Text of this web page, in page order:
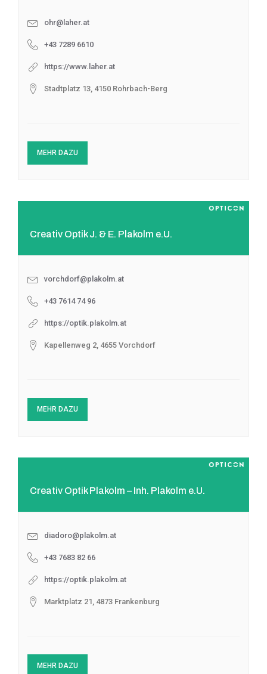
ohr@laher.at
+43 7289 6610
https://www.laher.at
Stadtplatz 13, 4150 Rohrbach-Berg
MEHR DAZU
Creativ Optik J. & E. Plakolm e.U.
vorchdorf@plakolm.at
+43 7614 74 96
https://optik.plakolm.at
Kapellenweg 2, 4655 Vorchdorf
MEHR DAZU
Creativ Optik Plakolm – Inh. Plakolm e.U.
diadoro@plakolm.at
+43 7683 82 66
https://optik.plakolm.at
Marktplatz 21, 4873 Frankenburg
MEHR DAZU